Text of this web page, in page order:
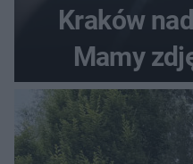
Kraków
Mamy